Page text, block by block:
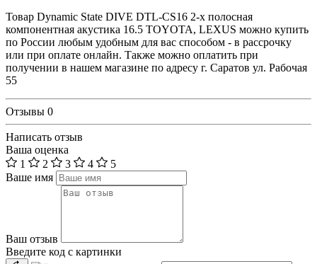
Товар Dynamic State DIVE DTL-CS16 2-х полосная
компонентная акустика 16.5 TOYOTA, LEXUS можно купить
по России любым удобным для вас способом - в рассрочку
или при оплате онлайн. Также можно оплатить при
получении в нашем магазине по адресу г. Саратов ул. Рабочая
55
Отзывы 0
Написать отзыв
Ваша оценка
1
2 3 4
5
Ваше имя
Ваш отзыв
Введите код с картинки